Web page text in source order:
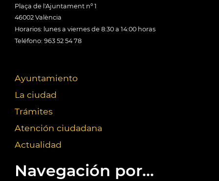
Plaça de l'Ajuntament nº 1
46002 València
Horarios: lunes a viernes de 8:30 a 14:00 horas
Teléfono: 963 52 54 78
Ayuntamiento
La ciudad
Trámites
Atención ciudadana
Actualidad
Navegación por...